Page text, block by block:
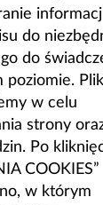
do
do
poziomie.
w celu
strony
Po
COOKIES”
w którym